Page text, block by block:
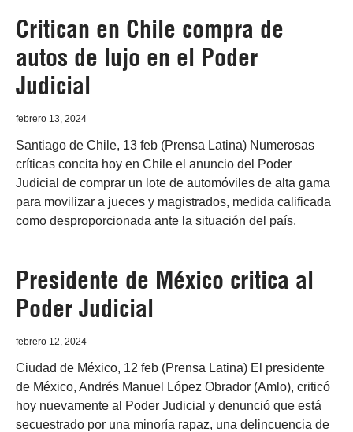
Critican en Chile compra de
autos de lujo en el Poder
Judicial
febrero 13, 2024
Santiago de Chile, 13 feb (Prensa Latina) Numerosas
críticas concita hoy en Chile el anuncio del Poder
Judicial de comprar un lote de automóviles de alta gama
para movilizar a jueces y magistrados, medida calificada
como desproporcionada ante la situación del país.
Presidente de México critica al
Poder Judicial
febrero 12, 2024
Ciudad de México, 12 feb (Prensa Latina) El presidente
de México, Andrés Manuel López Obrador (Amlo), criticó
hoy nuevamente al Poder Judicial y denunció que está
secuestrado por una minoría rapaz, una delincuencia de